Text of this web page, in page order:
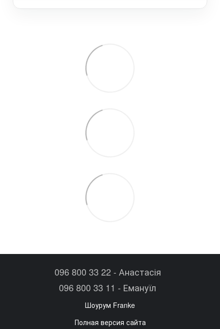
096 800 33 22 - Анастасія
096 800 33 11 - Емануїл
Шоурум Franke
Полная версия сайта